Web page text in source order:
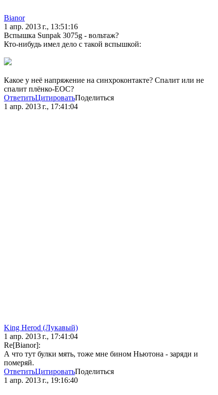
Bianor
1 апр. 2013 г., 13:51:16
Вспышка Sunpak 3075g - вольтаж?
Кто-нибудь имел дело с такой вспышкой:
Какое у неё напряжение на синхроконтакте? Спалит или не
спалит плёнко-ЕОС?
ОтветитьЦитироватьПоделиться
1 апр. 2013 г., 17:41:04
King Herod (Лукавый)
1 апр. 2013 г., 17:41:04
Re[Bianor]:
А что тут булки мять, тоже мне бином Ньютона - заряди и
померяй.
ОтветитьЦитироватьПоделиться
1 апр. 2013 г., 19:16:40